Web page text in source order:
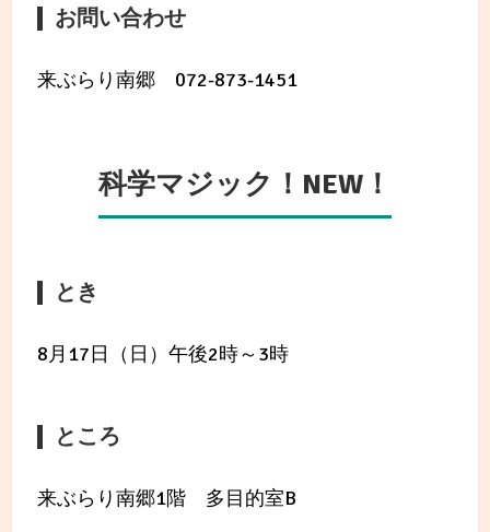
お問い合わせ
来ぶらり南郷 072-873-1451
科学マジック！NEW！
とき
8月17日（日）午後2時～3時
ところ
来ぶらり南郷1階 多目的室B